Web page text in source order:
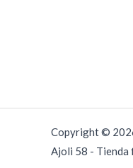
Copyright ©
Ajoli 58 - Tienda